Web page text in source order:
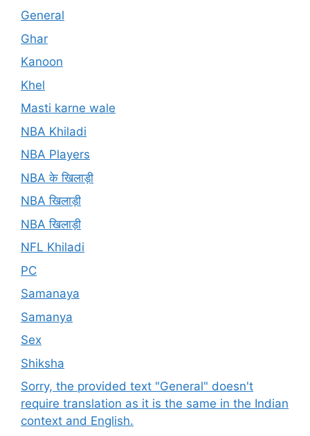
General
Ghar
Kanoon
Khel
Masti karne wale
NBA Khiladi
NBA Players
NBA के खिलाड़ी
NBA खिलाड़ी
NBA खिलाड़ी
NFL Khiladi
PC
Samanaya
Samanya
Sex
Shiksha
Sorry, the provided text "General" doesn't
require translation as it is the same in the Indian
context and English.